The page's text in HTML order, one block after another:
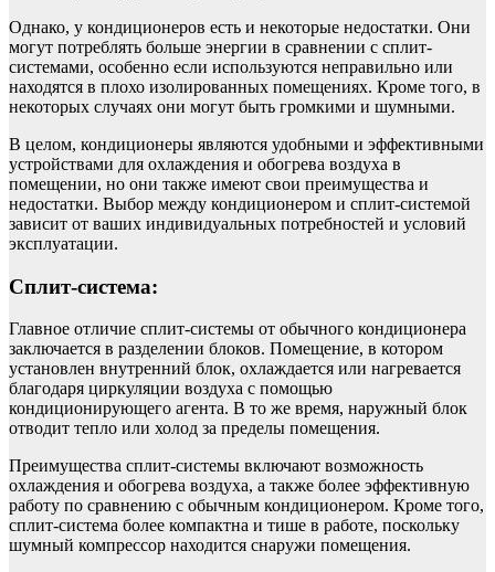
Однако, у кондиционеров есть и некоторые недостатки. Они
могут потреблять больше энергии в сравнении с сплит-
системами, особенно если используются неправильно или
находятся в плохо изолированных помещениях. Кроме того, в
некоторых случаях они могут быть громкими и шумными.
В целом, кондиционеры являются удобными и эффективными
устройствами для охлаждения и обогрева воздуха в
помещении, но они также имеют свои преимущества и
недостатки. Выбор между кондиционером и сплит-системой
зависит от ваших индивидуальных потребностей и условий
эксплуатации.
Сплит-система:
Главное отличие сплит-системы от обычного кондиционера
заключается в разделении блоков. Помещение, в котором
установлен внутренний блок, охлаждается или нагревается
благодаря циркуляции воздуха с помощью
кондиционирующего агента. В то же время, наружный блок
отводит тепло или холод за пределы помещения.
Преимущества сплит-системы включают возможность
охлаждения и обогрева воздуха, а также более эффективную
работу по сравнению с обычным кондиционером. Кроме того,
сплит-система более компактна и тише в работе, поскольку
шумный компрессор находится снаружи помещения.